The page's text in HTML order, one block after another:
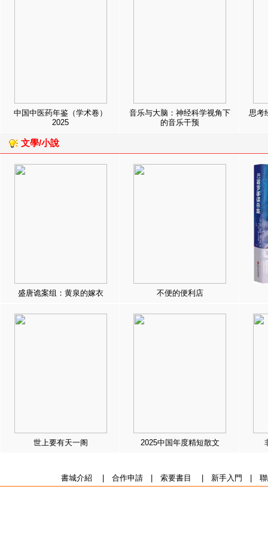
中国中医药年鉴（学术卷）
2025
音乐与大脑：神经科学视角下
的音乐干预
思考
文學/小說
盛唐诡案组：黄泉的嫁衣 不便的便利店
世上要有天一阁 2025中国年度精短散文
書城介紹 合作申請| 索要書目 新手入門